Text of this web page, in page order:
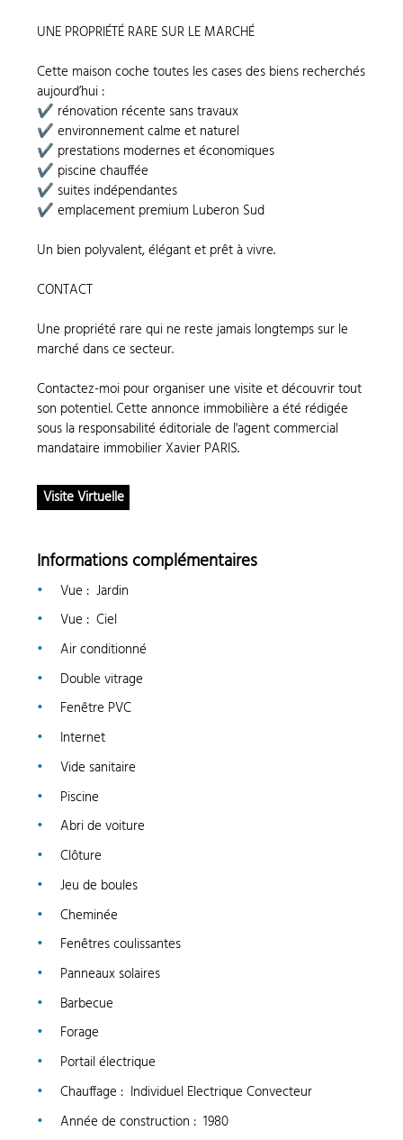
UNE PROPRIÉTÉ RARE SUR LE MARCHÉ
Cette maison coche toutes les cases des biens recherchés
aujourd’hui :
✔ rénovation récente sans travaux
✔ environnement calme et naturel
✔ prestations modernes et économiques
✔ piscine chauffée
✔ suites indépendantes
✔ emplacement premium Luberon Sud
Un bien polyvalent, élégant et prêt à vivre.
CONTACT
Une propriété rare qui ne reste jamais longtemps sur le
marché dans ce secteur.
Contactez-moi pour organiser une visite et découvrir tout
son potentiel. Cette annonce immobilière a été rédigée
sous la responsabilité éditoriale de l'agent commercial
mandataire immobilier Xavier PARIS.
Visite Virtuelle
Informations complémentaires
Vue : Jardin
Vue : Ciel
Air conditionné
Double vitrage
Fenêtre PVC
Internet
Vide sanitaire
Piscine
Abri de voiture
Clôture
Jeu de boules
Cheminée
Fenêtres coulissantes
Panneaux solaires
Barbecue
Forage
Portail électrique
Chauffage : Individuel Electrique Convecteur
Année de construction : 1980